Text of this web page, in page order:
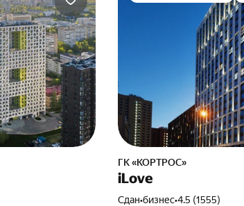
ГК «КОРТРОС»
iLove
Сдан•бизнес•4.5 (1555)